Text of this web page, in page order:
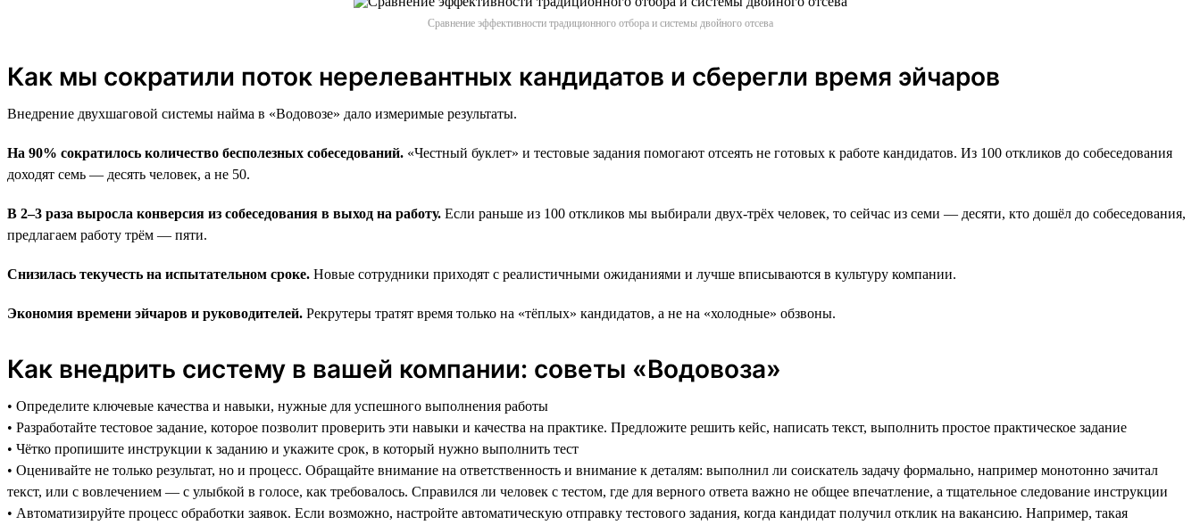
Сравнение эффективности традиционного отбора и системы двойного отсева
Как мы сократили поток нерелевантных кандидатов и сберегли время эйчаров
Внедрение двухшаговой системы найма в «Водовозе» дало измеримые результаты.
На 90% сократилось количество бесполезных собеседований. «Честный буклет» и тестовые задания помогают отсеять не готовых к работе кандидатов. Из 100 откликов до собеседования
доходят семь — десять человек, а не 50.
В 2–3 раза выросла конверсия из собеседования в выход на работу. Если раньше из 100 откликов мы выбирали двух-трёх человек, то сейчас из семи — десяти, кто дошёл до собеседования,
предлагаем работу трём — пяти.
Снизилась текучесть на испытательном сроке. Новые сотрудники приходят с реалистичными ожиданиями и лучше вписываются в культуру компании.
Экономия времени эйчаров и руководителей. Рекрутеры тратят время только на «тёплых» кандидатов, а не на «холодные» обзвоны.
Как внедрить систему в вашей компании: советы «Водовоза»
• Определите ключевые качества и навыки, нужные для успешного выполнения работы
• Разработайте тестовое задание, которое позволит проверить эти навыки и качества на практике. Предложите решить кейс, написать текст, выполнить простое практическое задание
• Чётко пропишите инструкции к заданию и укажите срок, в который нужно выполнить тест
• Оценивайте не только результат, но и процесс. Обращайте внимание на ответственность и внимание к деталям: выполнил ли соискатель задачу формально, например монотонно зачитал
текст, или с вовлечением — с улыбкой в голосе, как требовалось. Справился ли человек с тестом, где для верного ответа важно не общее впечатление, а тщательное следование инструкции
• Автоматизируйте процесс обработки заявок. Если возможно, настройте автоматическую отправку тестового задания, когда кандидат получил отклик на вакансию. Например, такая